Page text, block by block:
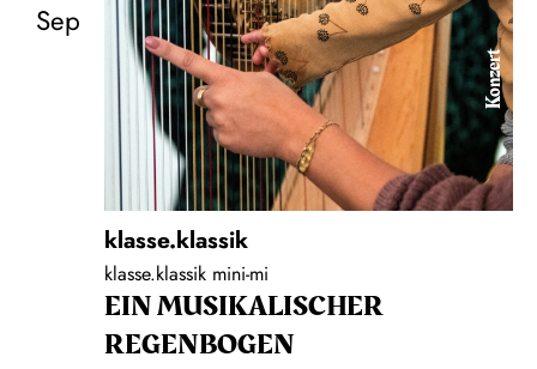
Sep
Konzert
klasse.klassik
klasse.klassik mini-mi
EIN MUSIKALISCHER
REGENBOGEN